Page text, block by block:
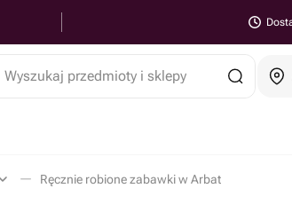
Wyszukaj przedmioty i sklepy
Ręcznie robione zabawki w Arbat